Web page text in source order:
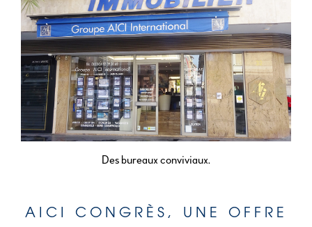
Des bureaux conviviaux.
AICI CONGRÈS, UNE OFFRE